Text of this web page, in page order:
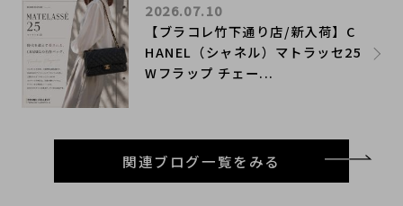
【ブラコレ竹下通り店/新入荷】C
HANEL（シャネル）マトラッセ25
Wフラップ チェー...
2026.07.10
関連ブログ一覧をみる